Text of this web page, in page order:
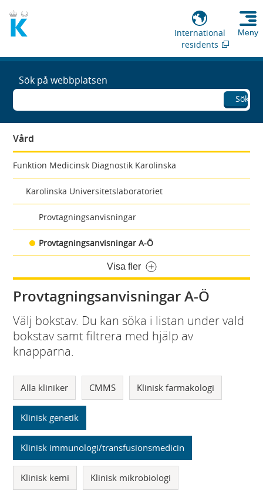
International
residents
Meny
Sök på webbplatsen
Sök
Vård
Funktion Medicinsk Diagnostik Karolinska
Karolinska Universitetslaboratoriet
Provtagningsanvisningar
Provtagningsanvisningar A-Ö
Visa fler
Provtagningsanvisningar A-Ö
Välj bokstav. Du kan söka i listan under vald
bokstav samt filtrera med hjälp av
knapparna.
Alla kliniker CMMS Klinisk farmakologi
Klinisk genetik
Klinisk immunologi/transfusionsmedicin
Klinisk kemi Klinisk mikrobiologi